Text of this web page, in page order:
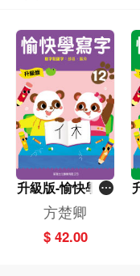
* 練習模式活潑有趣，能引發
* 幼兒通過這12冊的系統訓練
構和漢字的演變規律，為快
礎。
升級版-愉快學寫
字(12)
方楚卿
$ 42.00